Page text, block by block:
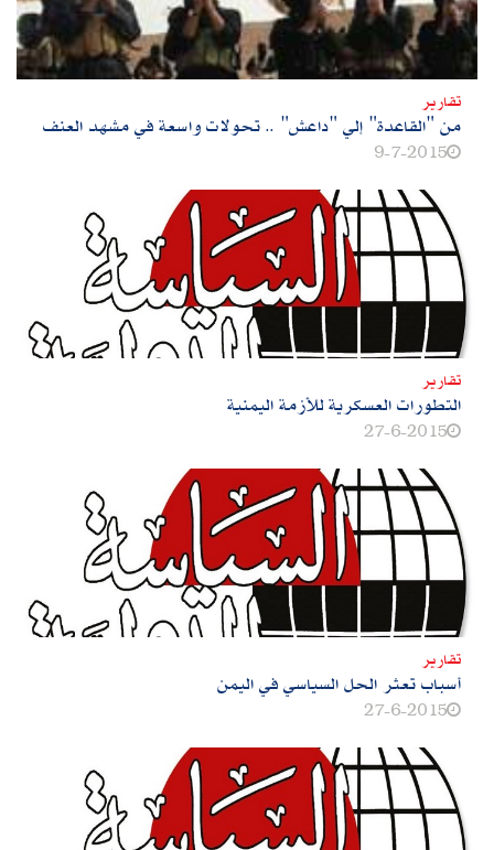
تقارير
من‮ "‬القاعدة‮" ‬إلي‮ "‬داعش‮" .. ‬تحولات واسعة في مشهد العنف
9-7-2015
تقارير
التطورات العسكرية للأزمة اليمنية
27-6-2015
تقارير
أسباب تعثر الحل السياسي في اليمن
27-6-2015